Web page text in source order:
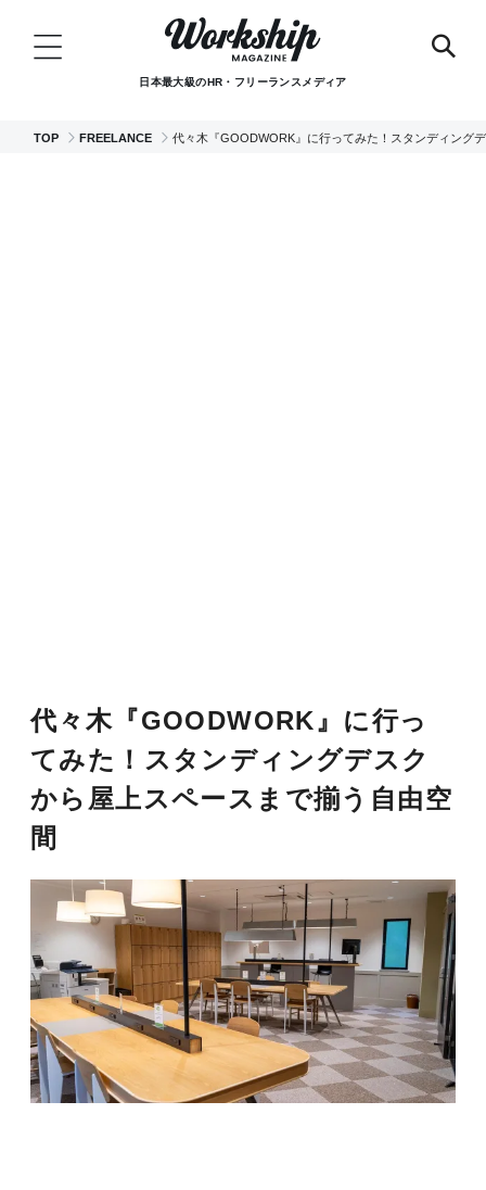
日本最大級のHR・フリーランスメディア
TOP FREELANCE 代々木『GOODWORK』に行ってみた！スタンディング
代々木『GOODWORK』に行っ
てみた！スタンディングデスク
から屋上スペースまで揃う自由空
間